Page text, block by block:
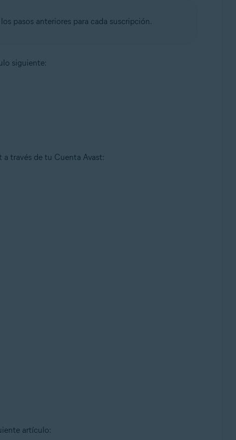
pasos anteriores para cada suscripción.
siguiente:
a través de tu Cuenta Avast:
artículo: